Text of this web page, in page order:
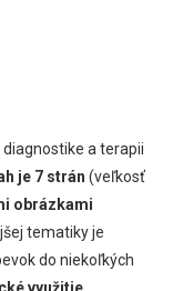
a terapii
je 7 strán (veľkosť
obrázkami
tematiky je
do niekoľkých
využitie